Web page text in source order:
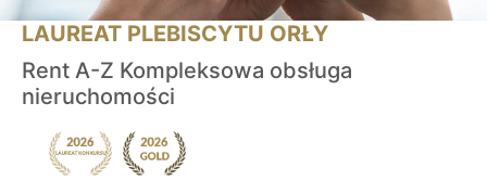
LAUREAT PLEBISCYTU ORŁY
Rent A-Z Kompleksowa obsługa
nieruchomości